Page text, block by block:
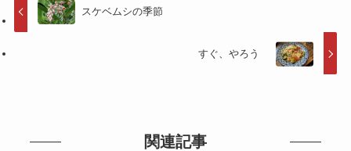
スケベムシの季節
すぐ、やろう
関連記事